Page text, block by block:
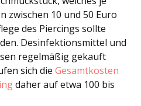
zwischen 10 und 50 Euro
des Piercings sollte
Desinfektionsmittel und
regelmäßig gekauft
sich die Gesamtkosten
daher auf etwa 100 bis